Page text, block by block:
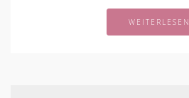
WEITERLESEN